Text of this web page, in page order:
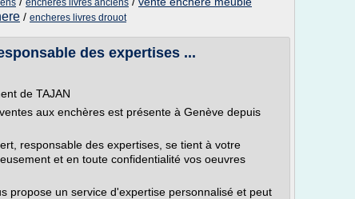
encheres livres anciens
/ encheres livres drouot
des expertises ...
de TAJAN
aux enchères est présente à Genève depuis
responsable des expertises, se tient à votre
et en toute confidentialité vos oeuvres
propose un service d'expertise personnalisé et peut